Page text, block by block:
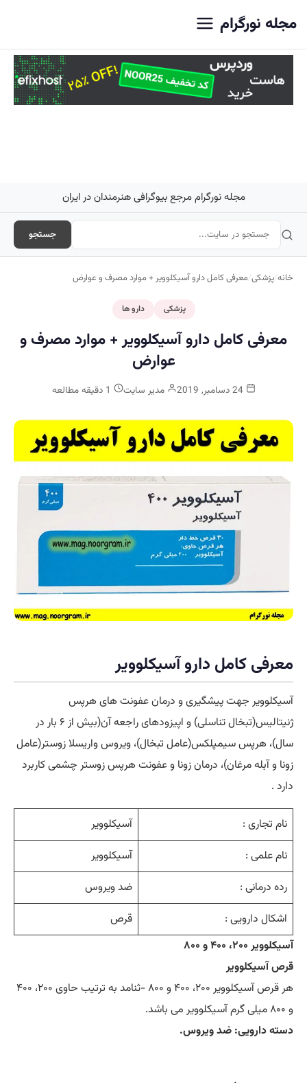
مجله نورگرام
مجله نورگرام مرجع بیوگرافی هنرمندان در ایران
جستجو
خانه/پزشکی/معرفی کامل دارو آسیکلوویر + موارد مصرف و عوارض
پزشکی دارو ها
معرفی کامل دارو آسیکلوویر + موارد مصرف و
عوارض
24 دسامبر, 2019 مدیر سایت
معرفی کامل دارو آسیکلوویر
آسیکلوویر جهت پیشگیری و درمان عفونت های هرپس
ژنیتالیس(تبخال تناسلی) و اپیزودهای راجعه آن(بیش از ۶ بار در
سال)، هرپس سیمپلکس(عامل تبخال)، ویروس واریسلا زوستر(عامل
زونا و آبله مرغان)، درمان زونا و عفونت هرپس زوستر چشمی کاربرد
دارد .
نام تجاری :
آسیکلوویر
نام علمی :
آسیکلوویر
رده درمانی :
ضد ویروس
اشکال دارویی :
قرص
آسیکلوویر ۲۰۰، ۴۰۰ و ۸۰۰
قرص آسیکلوویر
هر قرص آسیکلوویر ۲۰۰، ۴۰۰ و ۸۰۰ -ثنامد به ترتیب حاوی ۲۰۰، ۴۰۰
و ۸۰۰ میلی گرم آسیکلوویر می باشد.
دسته دارویی: ضد ویروس.